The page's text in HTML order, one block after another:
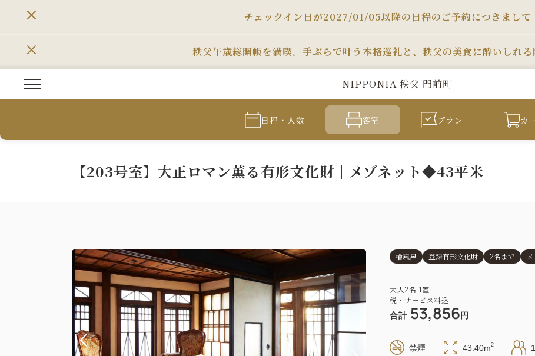
チェックイン日が2027/01/05以降の日程のご予約につきまして
秩父午歳総開帳を満喫。手ぶらで叶う本格巡礼と、秩父の美食に酔いしれる
NIPPONIA 秩父 門前町
日程・人数 客室 プラン カ
【203号室】大正ロマン薫る有形文化財｜メゾネット◆43平米
檜風呂 登録有形文化財 2名まで
大人2名 1室
税・サービス料込
合計 53,856 円
禁煙 43.40m2